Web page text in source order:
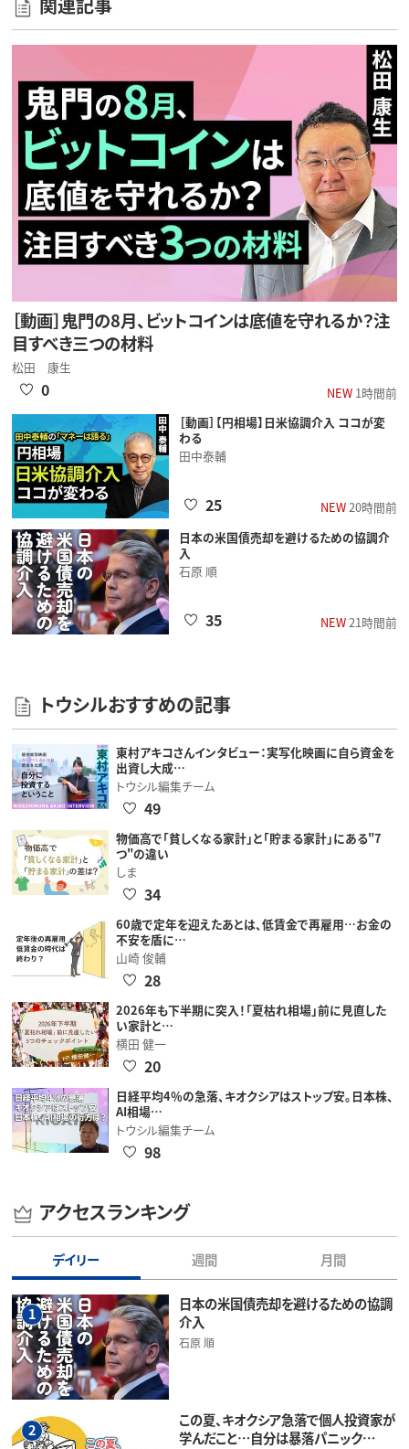
［動画］鬼門の8月、ビットコインは底値を守れるか？注
目すべき三つの材料
松田 康生
NEW1時間前
0
［動画］【円相場】日米協調介入 ココが変
わる
田中泰輔
NEW20時間前
25
日本の米国債売却を避けるための協調介
入
石原 順
NEW21時間前
35
トウシルおすすめの記事
東村アキコさんインタビュー：実写化映画に自ら資金を
出資し大成…
トウシル編集チーム
49
物価高で「貧しくなる家計」と「貯まる家計」にある"7
つ"の違い
しま
34
60歳で定年を迎えたあとは、低賃金で再雇用…お金の
不安を盾に…
山崎 俊輔
28
2026年も下半期に突入！「夏枯れ相場」前に見直した
い家計と…
横田 健一
20
日経平均4％の急落、キオクシアはストップ安。日本株、
AI相場…
トウシル編集チーム
98
アクセスランキング
デイリー 週間 月間
1
日本の米国債売却を避けるための協調
介入
石原 順
2
この夏、キオクシア急落で個人投資家が
学んだこと…自分は暴落パニック…